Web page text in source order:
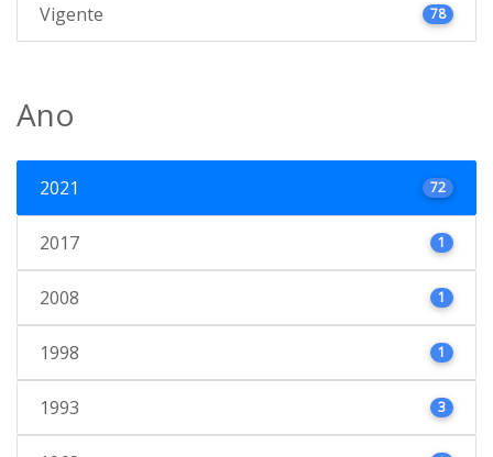
Vigente 78
Ano
2021 72
2017 1
2008 1
1998 1
1993 3